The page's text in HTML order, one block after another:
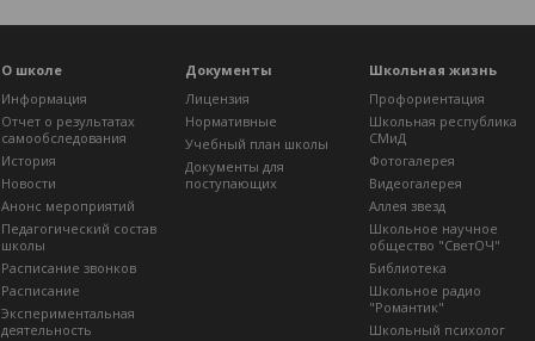
О школе
Информация
Отчет о результатах
самообследования
История
Новости
Анонс мероприятий
Педагогический состав
школы
Расписание звонков
Расписание
Экспериментальная
деятельность
Документы
Лицензия
Нормативные
Учебный план школы
Документы для
поступающих
Школьная жизнь
Профориентация
Школьная республика
СМиД
Фотогалерея
Видеогалерея
Аллея звезд
Школьное научное
общество "СветОЧ"
Библиотека
Школьное радио
"Романтик"
Школьный психолог